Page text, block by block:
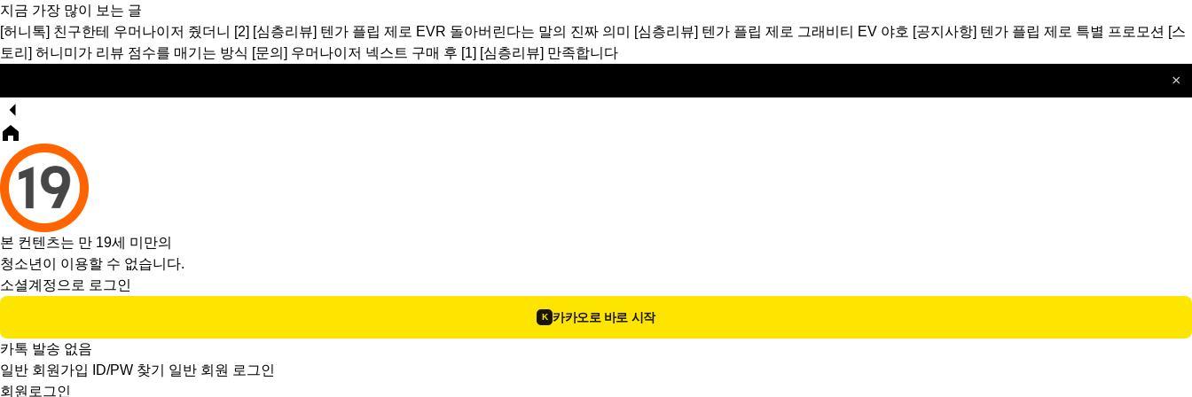
지금 가장 많이 보는 글
[허니톡] 친구한테 우머나이저 줬더니 [2] [심층리뷰] 텐가 플립 제로 EVR 돌아버린다는 말의 진짜 의미 [심층리뷰] 텐가 플립 제로 그래비티 EV 야호 [공지사항] 텐가 플립 제로 특별 프로모션 [스
토리] 허니미가 리뷰 점수를 매기는 방식 [문의] 우머나이저 넥스트 구매 후 [1] [심층리뷰] 만족합니다
×
본 컨텐츠는 만 19세 미만의
청소년이 이용할 수 없습니다.
소셜계정으로 로그인
K 카카오로 바로 시작
카톡 발송 없음
일반 회원가입
ID/PW 찾기
일반 회원 로그인
회원로그인